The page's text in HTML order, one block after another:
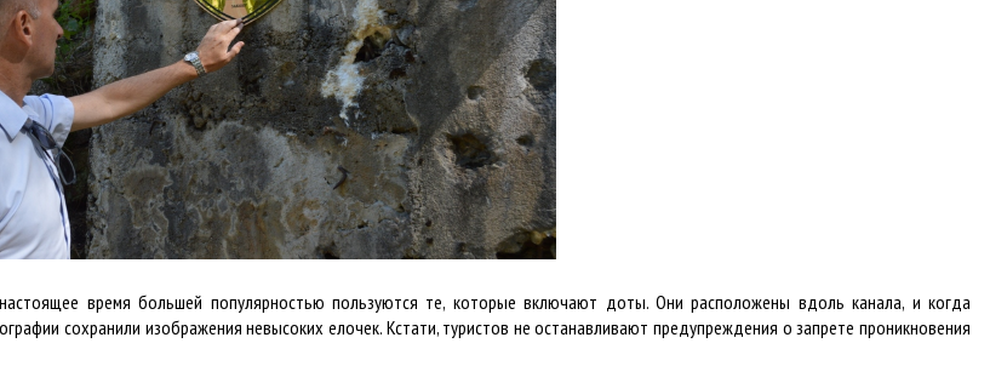
время большей популярностью пользуются те, которые включают доты. Они расположены вдоль канала, и когда
сохранили изображения невысоких елочек. Кстати, туристов не останавливают предупреждения о запрете проникновения